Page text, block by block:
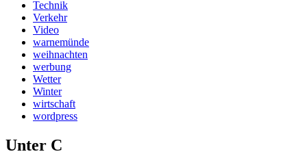
Technik
Verkehr
Video
warnemünde
weihnachten
werbung
Wetter
Winter
wirtschaft
wordpress
Unter C